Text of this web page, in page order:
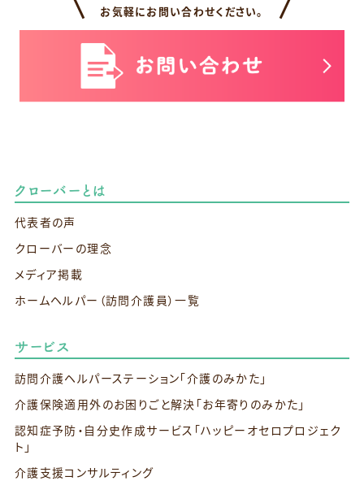
お気軽にお問い合わせください。
クローバーとは
代表者の声
クローバーの理念
メディア掲載
ホームヘルパー（訪問介護員）一覧
サービス
訪問介護ヘルパーステーション「介護のみかた」
介護保険適用外のお困りごと解決 「お年寄りのみかた」
認知症予防・自分史作成サービス 「ハッピーオセロプロジェク
ト」
介護支援コンサルティング